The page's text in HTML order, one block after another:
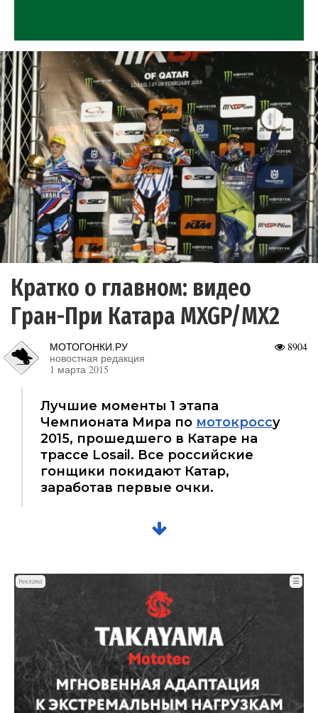
Кратко о главном: видео
Гран-При Катара MXGP/MX2
8904
МОТОГОНКИ.РУ
новостная редакция
1 марта 2015
Лучшие моменты 1 этапа
Чемпионата Мира по мотокроссу
2015, прошедшего в Катаре на
трассе Losail. Все российские
гонщики покидают Катар,
заработав первые очки.
Реклама ☰